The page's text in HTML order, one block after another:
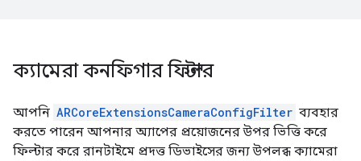
ক্যামেরা কনফিগার ফিল্টার
আপনি ARCoreExtensionsCameraConfigFilter ব্যবহার
করতে পারেন আপনার অ্যাপের প্রয়োজনের উপর ভিত্তি করে
ফিল্টার করে রানটাইমে প্রদত্ত ডিভাইসের জন্য উপলব্ধ ক্যামেরা